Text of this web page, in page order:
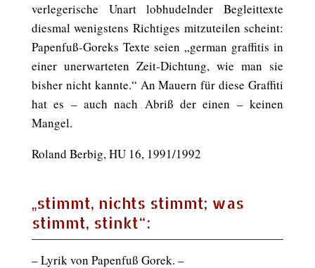
verlegerische Unart lobhudelnder Begleittexte
diesmal wenigstens Richtiges mitzuteilen scheint:
Papenfuß-Goreks Texte seien „german graffitis in
einer unerwarteten Zeit-Dichtung, wie man sie
bisher nicht kannte.“ An Mauern für diese Graffiti
hat es – auch nach Abriß der einen – keinen
Mangel.
Roland Berbig, HU 16, 1991/1992
„stimmt, nichts stimmt; was
stimmt, stinkt“:
– Lyrik von Papenfuß Gorek. –